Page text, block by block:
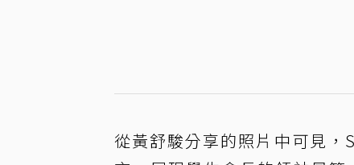
從黃舒駿分享的照片中可見